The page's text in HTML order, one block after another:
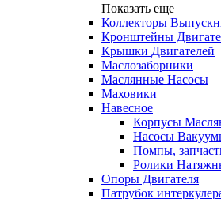
Показать еще
Коллекторы
Кронштейны
Крышки Двигателей
Маслозаборники
Маслянные Насосы
Маховики
Навесное
Корпусы
Насосы
Помпы,
Ролики
Опоры Двигателя
Патрубок